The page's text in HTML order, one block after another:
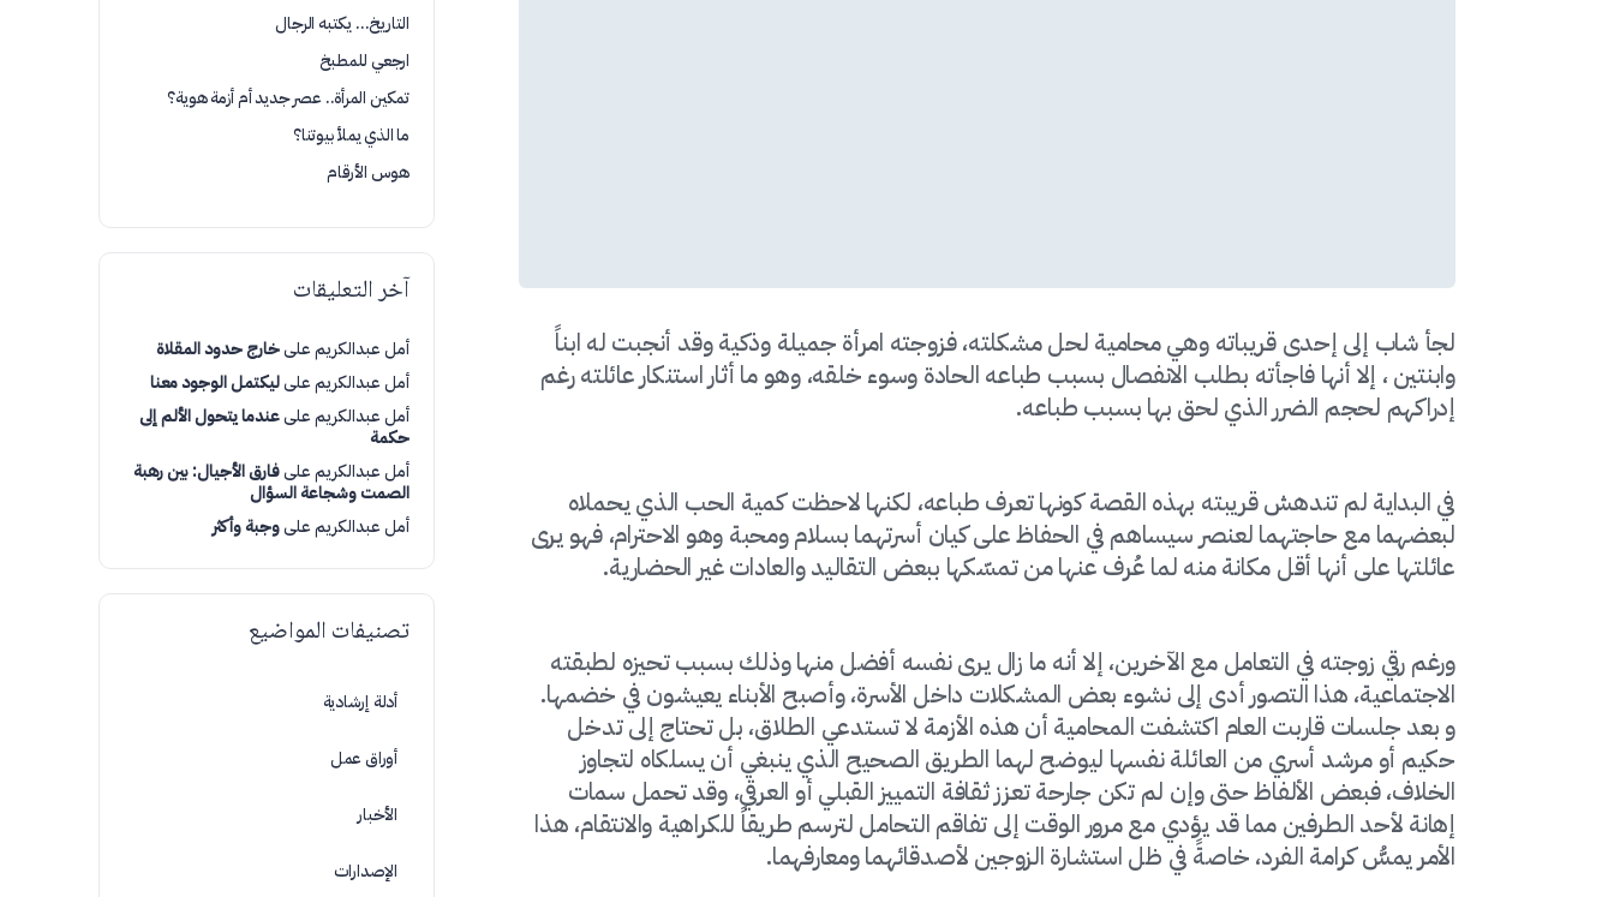
لجأ شاب إلى إحدى قريباته وهي محامية لحل مشكلته، فزوجته امرأة جميلة وذكية وقد أنجبت له ابناً
وابنتين ، إلا أنها فاجأته بطلب الانفصال بسبب طباعه الحادة وسوء خلقه، وهو ما أثار استنكار عائلته رغم
إدراكهم لحجم الضرر الذي لحق بها بسبب طباعه.
في البداية لم تندهش قريبته بهذه القصة كونها تعرف طباعه، لكنها لاحظت كمية الحب الذي يحملاه
لبعضهما مع حاجتهما لعنصر سيساهم في الحفاظ على كيان أسرتهما بسلام ومحبة وهو الاحترام، فهو يرى
عائلتها على أنها أقل مكانة منه لما عُرف عنها من تمسّكها ببعض التقاليد والعادات غير الحضارية.
ورغم رقي زوجته في التعامل مع الآخرين، إلا أنه ما زال يرى نفسه أفضل منها وذلك بسبب تحيزه لطبقته
الاجتماعية، هذا التصور أدى إلى نشوء بعض المشكلات داخل الأسرة، وأصبح الأبناء يعيشون في خضمها.
و بعد جلسات قاربت العام اكتشفت المحامية أن هذه الأزمة لا تستدعي الطلاق، بل تحتاج إلى تدخل
حكيم أو مرشد أسري من العائلة نفسها ليوضح لهما الطريق الصحيح الذي ينبغي أن يسلكاه لتجاوز
الخلاف، فبعض الألفاظ حتى وإن لم تكن جارحة تعزز ثقافة التمييز القبلي أو العرقي، وقد تحمل سمات
إهانة لأحد الطرفين مما قد يؤدي مع مرور الوقت إلى تفاقم التحامل لترسم طريقاً للكراهية والانتقام، هذا
الأمر يمسُّ كرامة الفرد، خاصةً في ظل استشارة الزوجين لأصدقائهما ومعارفهما.
التاريخ… يكتبه الرجال
ارجعي للمطبخ
تمكين المرأة.. عصر جديد أم أزمة هوية؟
ما الذي يملأ بيوتنا؟
هوس الأرقام
آخر التعليقات
أمل عبدالكريمعلىخارج حدود المقلاة
أمل عبدالكريمعلىليكتمل الوجود معنا
أمل عبدالكريمعلىعندما يتحول الألم إلى
حكمة
أمل عبدالكريمعلىفارق الأجيال: بين رهبة
الصمت وشجاعة السؤال
أمل عبدالكريمعلىوجبة وأكثر
تصنيفات المواضيع
أدلة إرشادية
أوراق عمل
الأخبار
الإصدارات